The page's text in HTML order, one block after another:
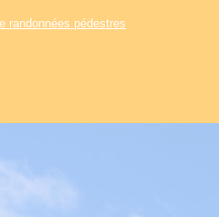
randonnées pédestres